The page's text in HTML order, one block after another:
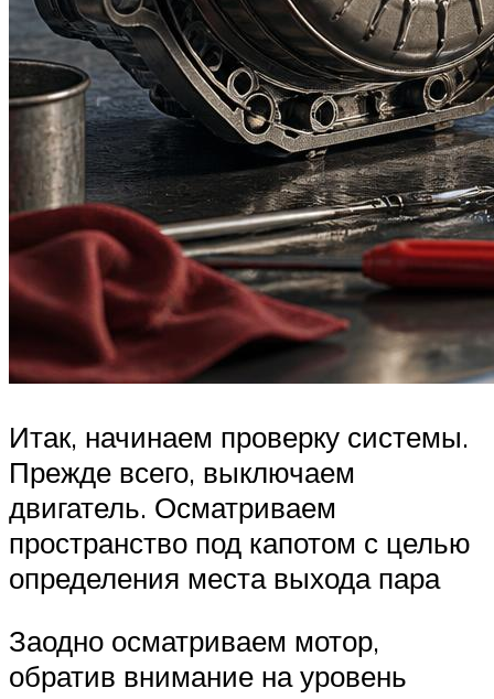
Итак, начинаем проверку системы.
Прежде всего, выключаем
двигатель. Осматриваем
пространство под капотом с целью
определения места выхода пара
Заодно осматриваем мотор,
обратив внимание на уровень